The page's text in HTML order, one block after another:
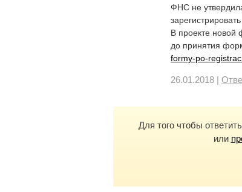
ФНС не
В проекте новой
до принятия
formy-po-
26.01.2018 |
Для того чтобы
или